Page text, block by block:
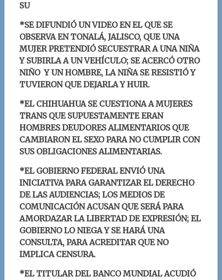
SU
*SE DIFUNDIÓ UN VIDEO EN EL QUE SE
OBSERVA EN TONALÁ, JALISCO, QUE UNA
MUJER PRETENDIÓ SECUESTRAR A UNA NIÑA
Y SUBIRLA A UN VEHÍCULO; SE ACERCÓ OTRO
NIÑO Y UN HOMBRE, LA NIÑA SE RESISTIÓ Y
TUVIERON QUE DEJARLA Y HUIR.
*EL CHIHUAHUA SE CUESTIONA A MUJERES
TRANS QUE SUPUESTAMENTE ERAN
HOMBRES DEUDORES ALIMENTARIOS QUE
CAMBIARON EL SEXO PARA NO CUMPLIR CON
SUS OBLIGACIONES ALIMENTARIAS.
*EL GOBIERNO FEDERAL ENVIÓ UNA
INICIATIVA PARA GARANTIZAR EL DERECHO
DE LAS AUDIENCIAS; LOS MEDIOS DE
COMUNICACIÓN ACUSAN QUE SERÁ PARA
AMORDAZAR LA LIBERTAD DE EXPRESIÓN; EL
GOBIERNO LO NIEGA Y SE HARÁ UNA
CONSULTA, PARA ACREDITAR QUE NO
IMPLICA CENSURA.
*EL TITULAR DEL BANCO MUNDIAL ACUDIÓ